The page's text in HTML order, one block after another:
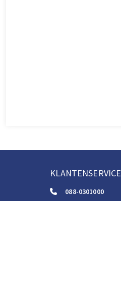
KLANTENSERVICE
088-0301000